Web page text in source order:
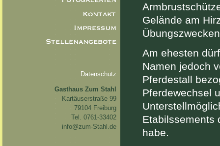
Datenschutz
Gasthaus Zum Stahl
Kartäuserstraße 99
79104 Freiburg
Tel. 0761-33402
info@zum-Stahl.de
Gelände am
Am ehesten
Namen jedoch
Pferdestall
Pferdewechsel
Etabilssements
habe.